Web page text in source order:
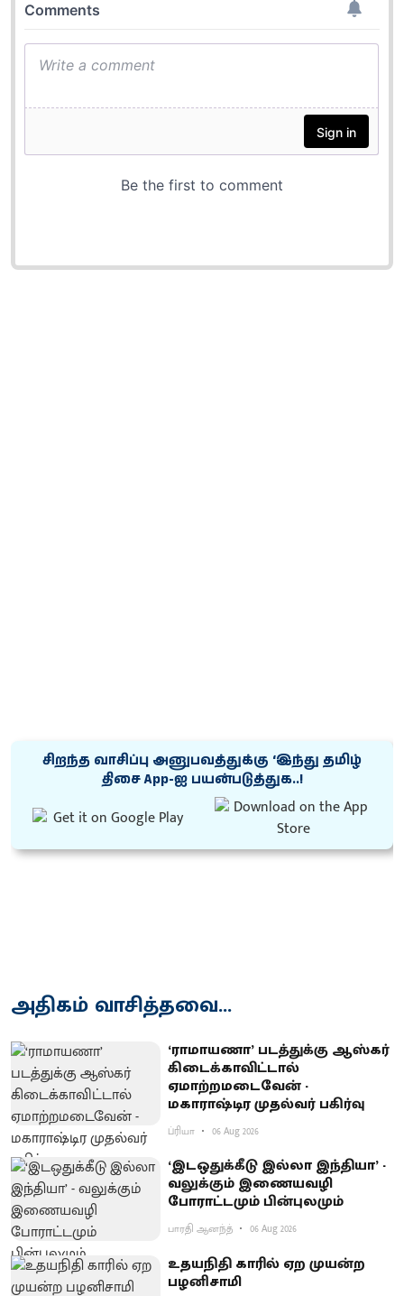
சிறந்த வாசிப்பு அனுபவத்துக்கு ‘இந்து தமிழ்
திசை App-ஐ பயன்படுத்துக..!
அதிகம் வாசித்தவை...
‘ராமாயணா’ படத்துக்கு ஆஸ்கர்
கிடைக்காவிட்டால்
ஏமாற்றமடைவேன் -
மகாராஷ்டிர முதல்வர் பகிர்வு
ப்ரியா 06 Aug 2026
‘இடஒதுக்கீடு இல்லா இந்தியா’ -
வலுக்கும் இணையவழி
போராட்டமும் பின்புலமும்
பாரதி ஆனந்த் 06 Aug 2026
உதயநிதி காரில் ஏற முயன்ற
பழனிசாமி